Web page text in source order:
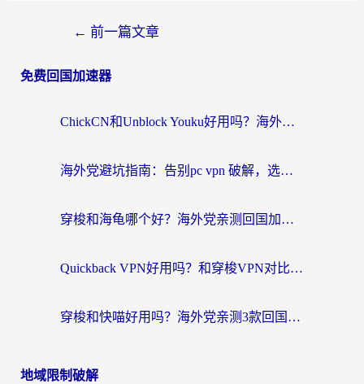
← 前一篇文章
免费回国加速器
ChickCN和Unblock Youku好用吗？海外党亲测3款回国加速器，附iOS免费选择指南
海外党避坑指南：告别pc vpn 破解，选对回国加速器轻松访问国内资源
穿梭和海龟哪个好？海外党亲测回国加速器，附电脑免费VPN推荐
Quickback VPN好用吗？和穿梭VPN对比哪个回国效果更好？海外党必看的真实测评与选择指南
穿梭和快喵好用吗？海外党亲测3款回国加速器，附日本回国VPN避坑指南
地域限制破解